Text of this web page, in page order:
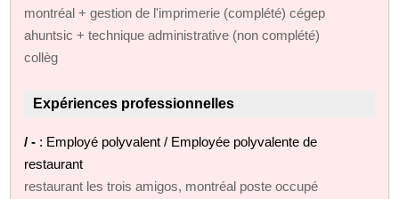
montréal + gestion de l'imprimerie (complété) cégep
ahuntsic + technique administrative (non complété)
collèg
Expériences professionnelles
/ - : Employé polyvalent / Employée polyvalente de
restaurant
restaurant les trois amigos, montréal poste occupé